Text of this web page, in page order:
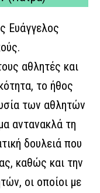
Ευάγγελος
αθλητές και
το ήθος
των αθλητών
αντανακλά τη
δουλειά που
καθώς και την
οι οποίοι με